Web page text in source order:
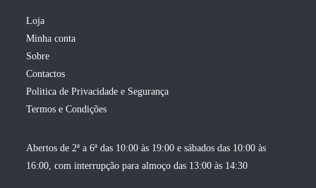
Loja
Minha conta
Sobre
Contactos
Politica de Privacidade e Segurança
Termos e Condições
Abertos de 2ª a 6ª das 10:00 às 19:00 e sábados das 10:00 às
16:00, com interrupção para almoço das 13:00 às 14:30